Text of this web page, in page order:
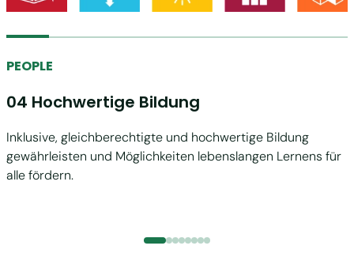
PEOPLE
04 Hochwertige Bildung
Inklusive, gleichberechtigte und hochwertige Bildung
gewährleisten und Möglichkeiten lebenslangen Lernens für
alle fördern.